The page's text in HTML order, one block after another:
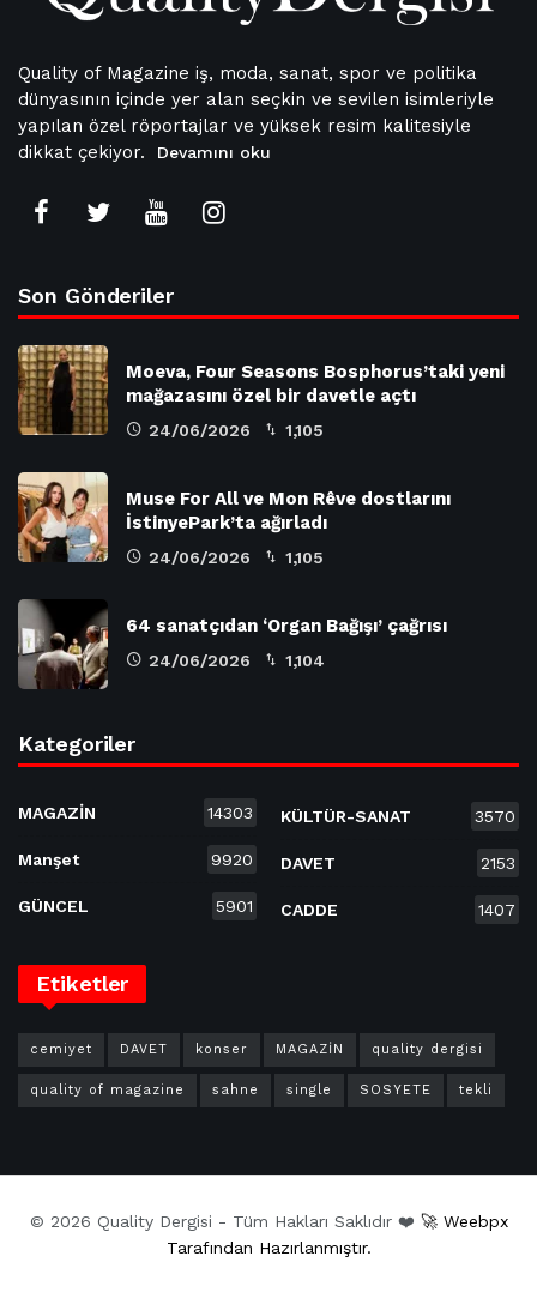
Quality of Magazine iş, moda, sanat, spor ve politika
dünyasının içinde yer alan seçkin ve sevilen isimleriyle
yapılan özel röportajlar ve yüksek resim kalitesiyle
dikkat çekiyor.
Devamını oku
Son Gönderiler
Moeva, Four Seasons Bosphorus’taki yeni
mağazasını özel bir davetle açtı
24/06/2026 1,105
Muse For All ve Mon Rêve dostlarını
İstinyePark’ta ağırladı
24/06/2026 1,105
64 sanatçıdan ‘Organ Bağışı’ çağrısı
24/06/2026 1,104
Kategoriler
MAGAZİN 14303
Manşet 9920
GÜNCEL 5901
KÜLTÜR-SANAT 3570
DAVET 2153
CADDE 1407
Etiketler
cemiyet DAVET konser MAGAZİN quality dergisi
quality of magazine sahne single SOSYETE tekli
© 2026 Quality Dergisi - Tüm Hakları Saklıdır ❤️ 🚀 Weebpx
Tarafından Hazırlanmıştır.